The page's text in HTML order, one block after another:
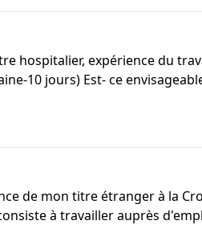
hospitalier, expérience du
10 jours) Est- ce
de mon titre étranger à la
à travailler auprès